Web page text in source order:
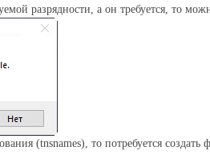
разрядности, а он требуется, то
(tnsnames), то потребуется создать